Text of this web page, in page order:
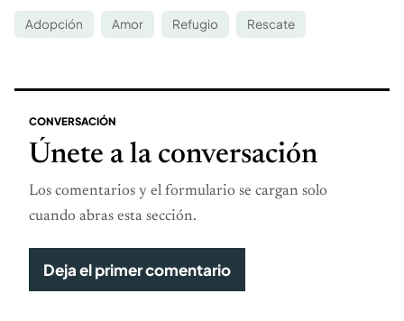
Adopción Amor Refugio Rescate
CONVERSACIÓN
Únete a la conversación
Los comentarios y el formulario se cargan solo
cuando abras esta sección.
Deja el primer comentario